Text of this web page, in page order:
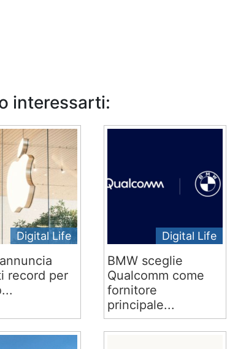
interessarti:
Digital Life
record per
Digital Life
BMW sceglie
Qualcomm come
fornitore
principale...